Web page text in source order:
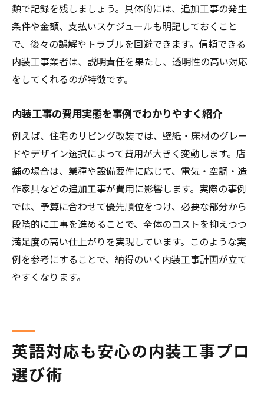
類で記録を残しましょう。具体的には、追加工事の発生
条件や金額、支払いスケジュールも明記しておくこと
で、後々の誤解やトラブルを回避できます。信頼できる
内装工事業者は、説明責任を果たし、透明性の高い対応
をしてくれるのが特徴です。
内装工事の費用実態を事例でわかりやすく紹介
例えば、住宅のリビング改装では、壁紙・床材のグレー
ドやデザイン選択によって費用が大きく変動します。店
舗の場合は、業種や設備要件に応じて、電気・空調・造
作家具などの追加工事が費用に影響します。実際の事例
では、予算に合わせて優先順位をつけ、必要な部分から
段階的に工事を進めることで、全体のコストを抑えつつ
満足度の高い仕上がりを実現しています。このような実
例を参考にすることで、納得のいく内装工事計画が立て
やすくなります。
英語対応も安心の内装工事プロ
選び術